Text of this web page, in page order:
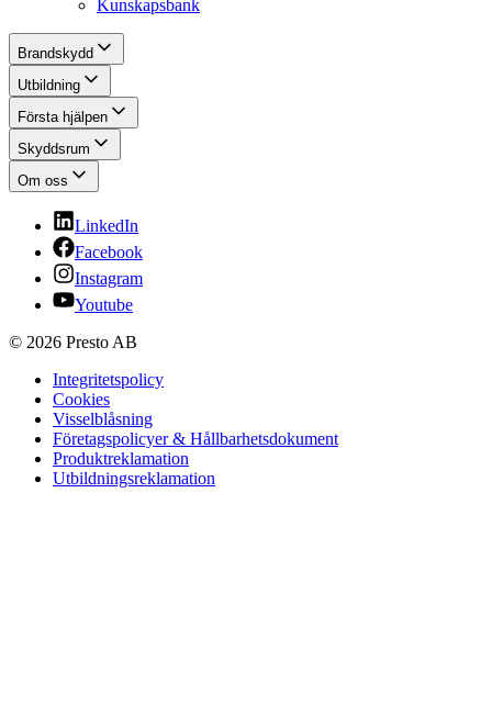
Kunskapsbank
Brandskydd
Utbildning
Första hjälpen
Skyddsrum
Om oss
LinkedIn
Facebook
Instagram
Youtube
© 2026 Presto AB
Integritetspolicy
Cookies
Visselblåsning
Företagspolicyer & Hållbarhetsdokument
Produktreklamation
Utbildningsreklamation